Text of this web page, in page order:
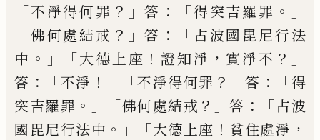
「不淨得何罪 ？」答 ：「得突吉羅罪 。」
「佛何處結戒 ？」答 ：「 占波國毘尼行法
中 。」「大德上座 ！證知淨 ， 實淨不 ？」
答 ：「不淨 ！」「不淨得何罪 ？」 答 ：「得
突吉羅罪 。」「佛何處結戒 ？」答 ：「占波
國 毘尼行法中 。」「大德上座 ！ 貧住處淨 ，